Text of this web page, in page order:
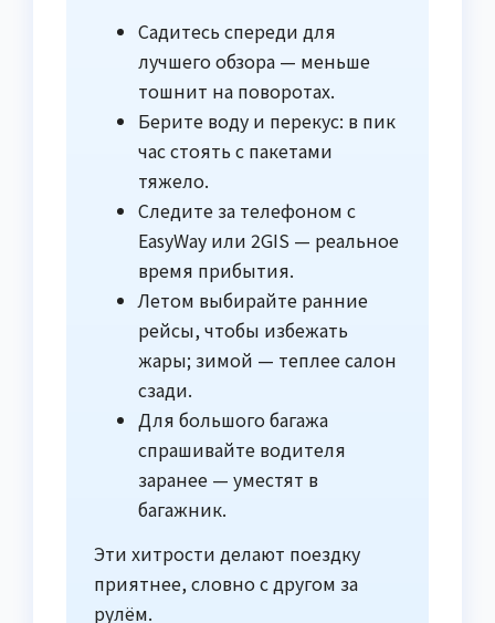
Садитесь спереди для
лучшего обзора — меньше
тошнит на поворотах.
Берите воду и перекус: в пик
час стоять с пакетами
тяжело.
Следите за телефоном с
EasyWay или 2GIS — реальное
время прибытия.
Летом выбирайте ранние
рейсы, чтобы избежать
жары; зимой — теплее салон
сзади.
Для большого багажа
спрашивайте водителя
заранее — уместят в
багажник.
Эти хитрости делают поездку
приятнее, словно с другом за
рулём.